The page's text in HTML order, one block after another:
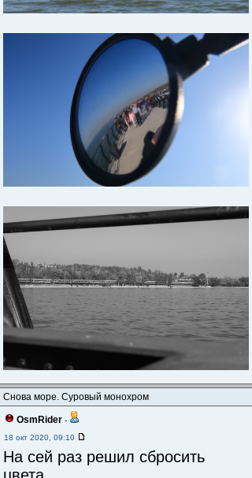
Снова море. Суровый монохром
OsmRider -
18 окт 2020, 09:10
На сей раз решил сбросить